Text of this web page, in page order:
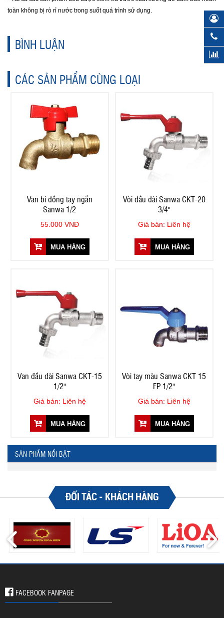
toàn không bị rò rỉ nước trong suốt quá trình sử dụng.
BÌNH LUẬN
CÁC SẢN PHẨM CÙNG LOẠI
Van bi đồng tay ngắn
Sanwa 1/2
55.000 VNĐ
MUA HÀNG
Vòi đầu dài Sanwa CKT-20
3/4"
Giá bán: Liên hệ
MUA HÀNG
Van đầu dài Sanwa CKT-15
1/2"
Giá bán: Liên hệ
MUA HÀNG
Vòi tay màu Sanwa CKT 15
FP 1/2"
Giá bán: Liên hệ
MUA HÀNG
SẢN PHẨM NỔI BẬT
ĐỐI TÁC - KHÁCH HÀNG
FACEBOOK FANPAGE